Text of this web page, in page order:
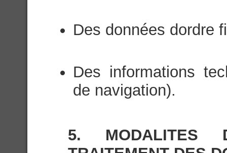
Des données dordre
Des informations
de navigation).
5. MODALITES